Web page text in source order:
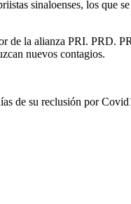
sinaloenses, los que
de la alianza PRI. PRD.
nuevos contagios.
de su reclusión por